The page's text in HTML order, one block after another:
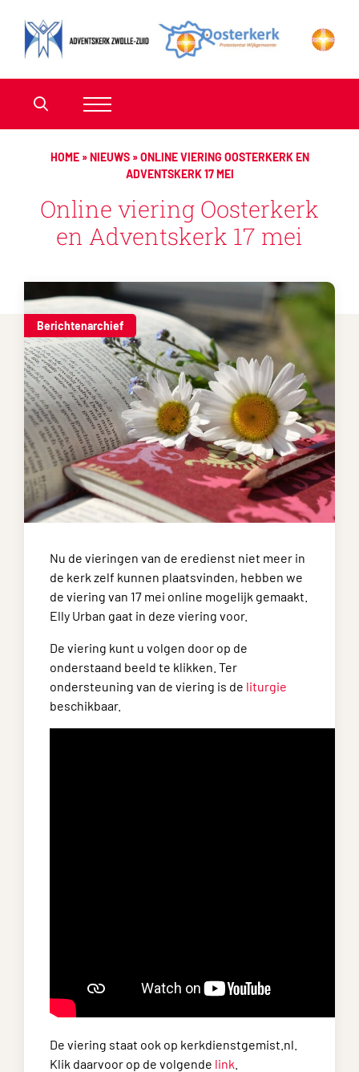
HOME»NIEUWS»ONLINE VIERING OOSTERKERK EN
ADVENTSKERK 17 MEI
Online viering Oosterkerk
en Adventskerk 17 mei
Berichtenarchief
Nu de vieringen van de eredienst niet meer in
de kerk zelf kunnen plaatsvinden, hebben we
de viering van 17 mei online mogelijk gemaakt.
Elly Urban gaat in deze viering voor.
De viering kunt u volgen door op de
onderstaand beeld te klikken. Ter
ondersteuning van de viering is de liturgie
beschikbaar.
De viering staat ook op kerkdienstgemist.nl.
Klik daarvoor op de volgende link